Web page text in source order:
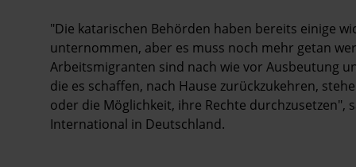
"Die katarischen Behörden haben bereits einige
unternommen, aber es muss noch mehr getan
Arbeitsmigranten sind nach wie vor Ausbeutung
die es schaffen, nach Hause zurückzukehren,
oder die Möglichkeit, ihre Rechte durchzusetzen",
International in Deutschland.